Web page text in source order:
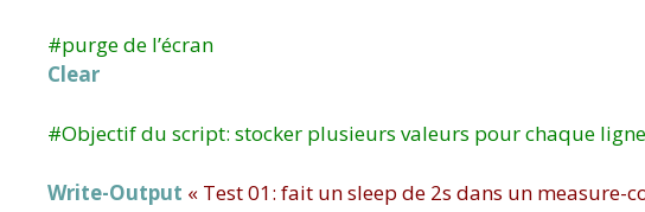
#purge de l’écran
Clear
#Objectif du script: stocker plusieurs valeurs pour chaque
Write-Output « Test 01: fait un sleep de 2s dans un measure-